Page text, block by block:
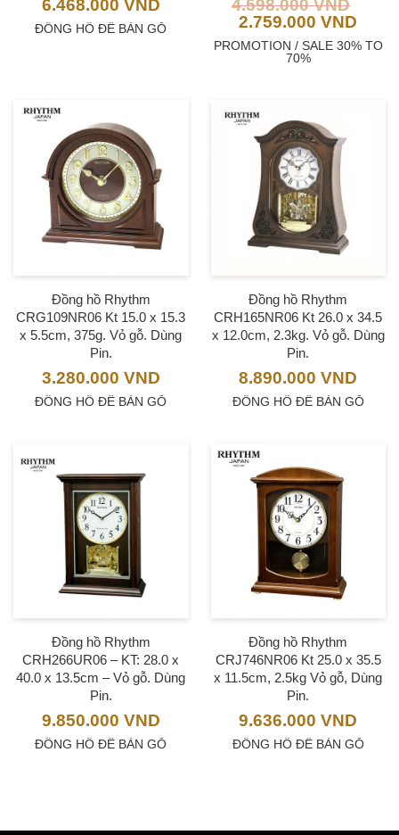
6.468.000 VND
ĐỒNG HỒ ĐỂ BÀN GỖ
4.598.000VND
2.759.000VND
PROMOTION / SALE 30% TO
70%
Đồng hồ Rhythm
CRG109NR06 Kt 15.0 x 15.3
x 5.5cm, 375g. Vỏ gỗ. Dùng
Pin.
3.280.000 VND
ĐỒNG HỒ ĐỂ BÀN GỖ
Đồng hồ Rhythm
CRH165NR06 Kt 26.0 x 34.5
x 12.0cm, 2.3kg. Vỏ gỗ. Dùng
Pin.
8.890.000VND
ĐỒNG HỒ ĐỂ BÀN GỖ
Đồng hồ Rhythm
CRH266UR06 – KT: 28.0 x
40.0 x 13.5cm – Vỏ gỗ. Dùng
Pin.
9.850.000 VND
ĐỒNG HỒ ĐỂ BÀN GỖ
Đồng hồ Rhythm
CRJ746NR06 Kt 25.0 x 35.5
x 11.5cm, 2.5kg Vỏ gỗ, Dùng
Pin.
9.636.000VND
ĐỒNG HỒ ĐỂ BÀN GỖ